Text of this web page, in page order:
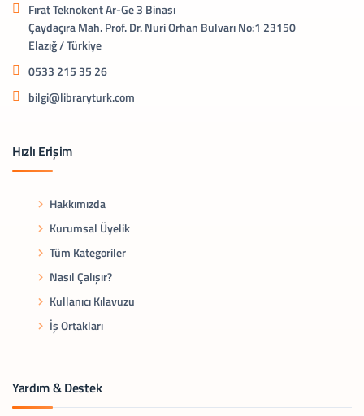
Fırat Teknokent Ar-Ge 3 Binası
Çaydaçıra Mah. Prof. Dr. Nuri Orhan Bulvarı No:1 23150
Elazığ / Türkiye
0533 215 35 26
bilgi@libraryturk.com
Hızlı Erişim
Hakkımızda
Kurumsal Üyelik
Tüm Kategoriler
Nasıl Çalışır?
Kullanıcı Kılavuzu
İş Ortakları
Yardım & Destek